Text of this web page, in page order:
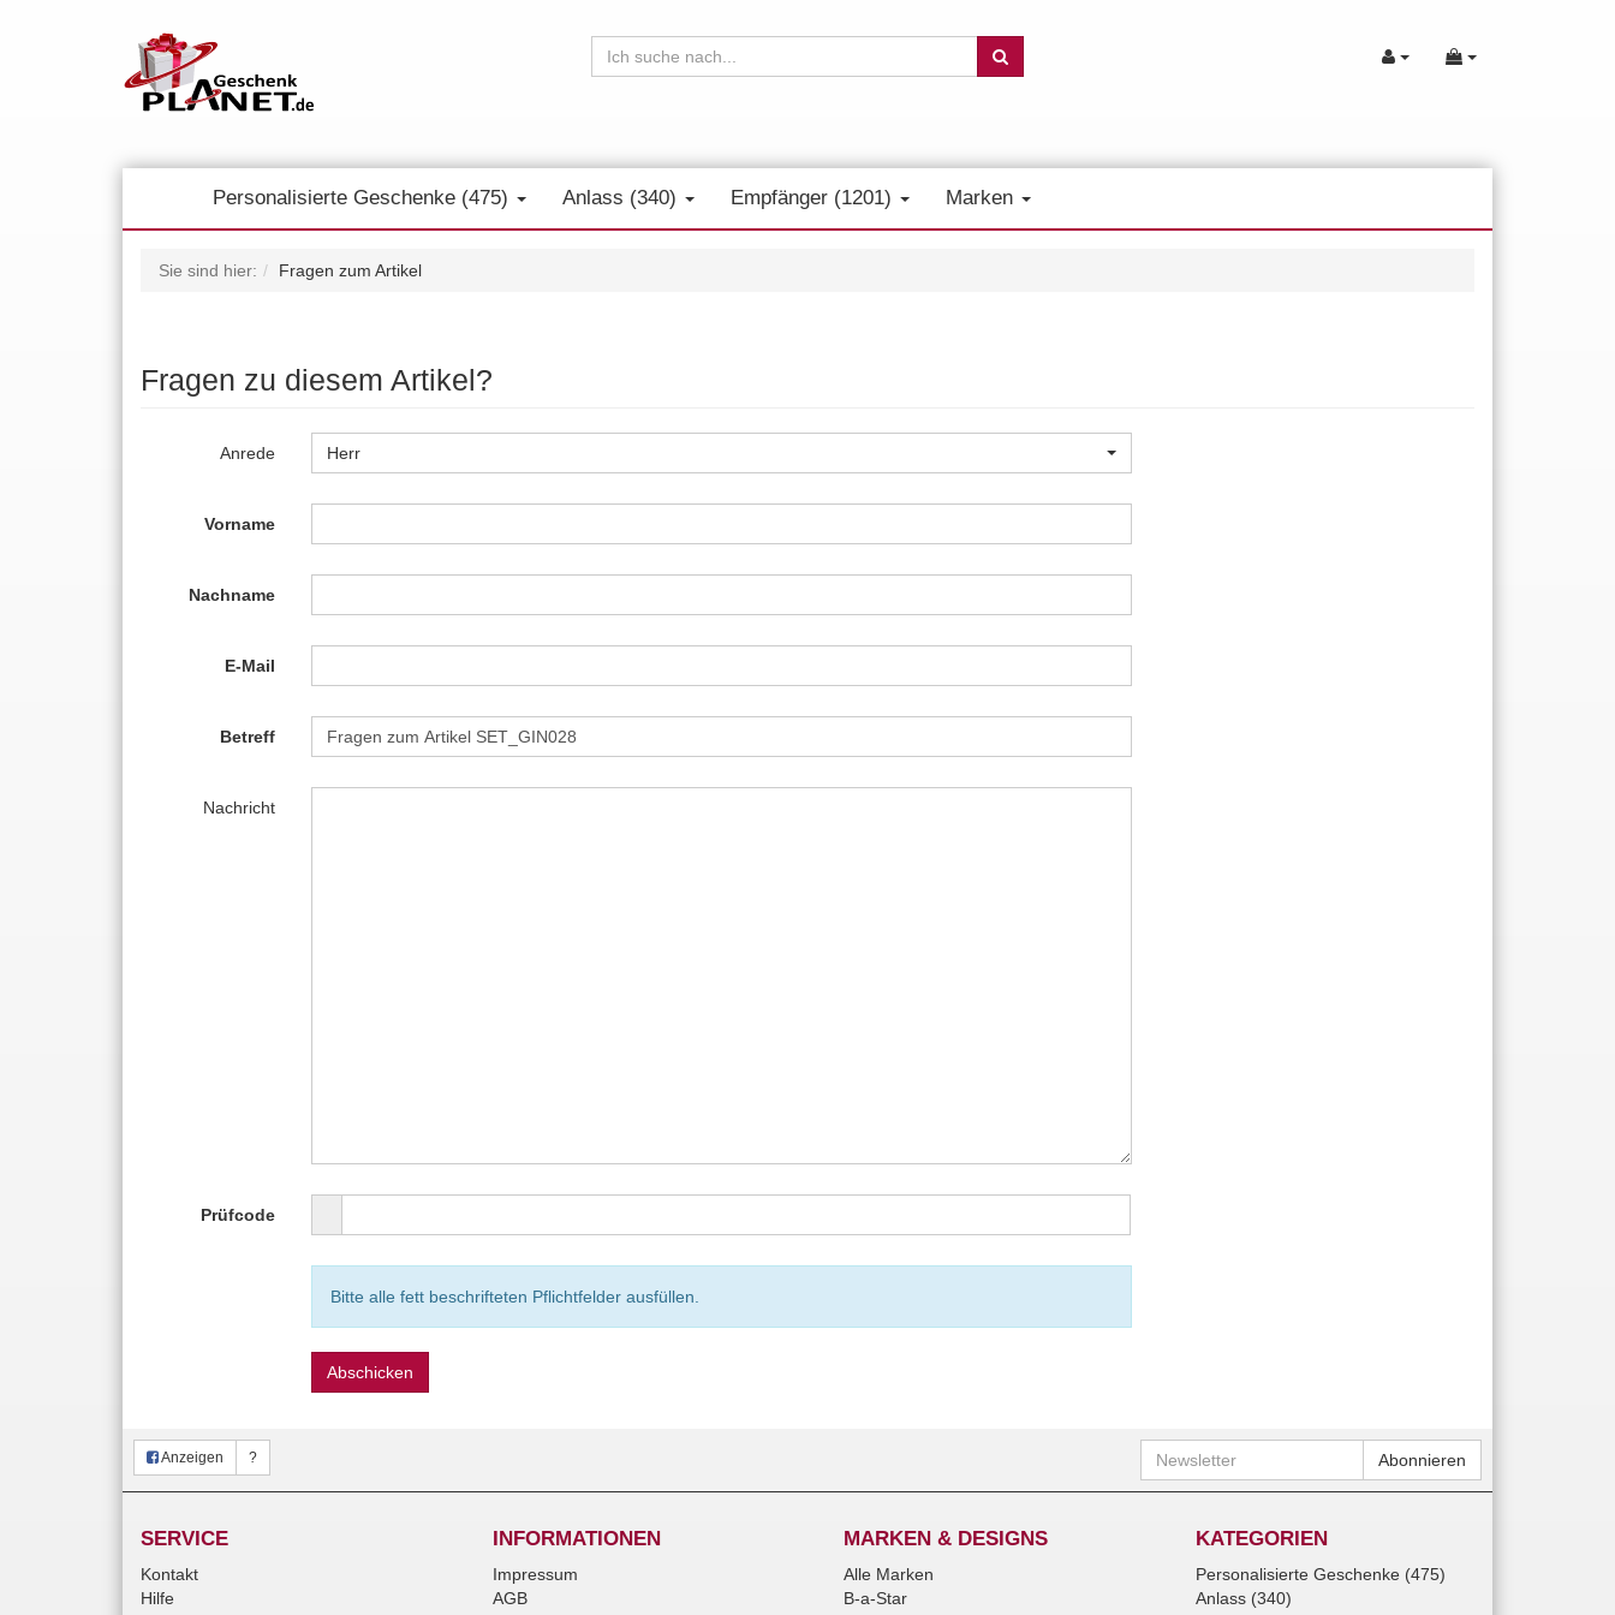
Personalisierte Geschenke (475) Anlass (340) Empfänger (1201) Marken
Sie sind hier: Fragen zum Artikel
Fragen zu diesem Artikel?
Anrede Herr
Vorname
Nachname
E-Mail
Betreff
Nachricht
Prüfcode
Bitte alle fett beschrifteten Pflichtfelder ausfüllen.
Abschicken
Anzeigen ? Newsletter Abonnieren
SERVICE
Kontakt
Hilfe
INFORMATIONEN
Impressum
AGB
MARKEN & DESIGNS
Alle Marken
B-a-Star
KATEGORIEN
Personalisierte Geschenke (475)
Anlass (340)